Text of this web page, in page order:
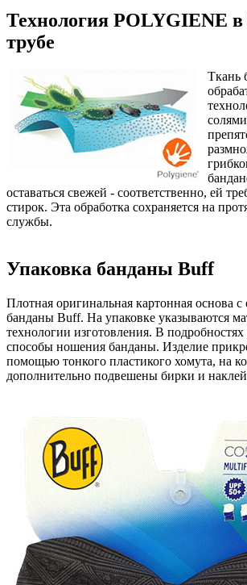
Технология POLYGIENE в
трубе
Ткань
оставаться свежей - соответственно, ей
стирок. Эта обработка сохраняется на
службы.
Упаковка банданы Buff
Плотная оригинальная картонная основа
банданы Buff. На упаковке указываются
технологии изготовления. В
способы ношения банданы. Изделие
помощью тонкого пластикого хомута, на
дополнительно подвешены бирки и